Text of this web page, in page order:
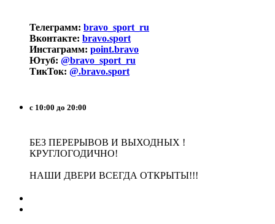
Телеграмм: bravo_sport_ru
Вконтакте: bravo.sport
Инстаграмм: point.bravo
Ютуб: @bravo_sport_ru
ТикТок: @.bravo.sport
с 10:00 до 20:00
БЕЗ ПЕРЕРЫВОВ И ВЫХОДНЫХ !
КРУГЛОГОДИЧНО!
НАШИ ДВЕРИ ВСЕГДА ОТКРЫТЫ!!!